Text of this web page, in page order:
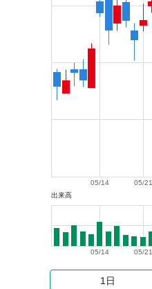
05/21
05/14
出来高
05/21
05/14
1日